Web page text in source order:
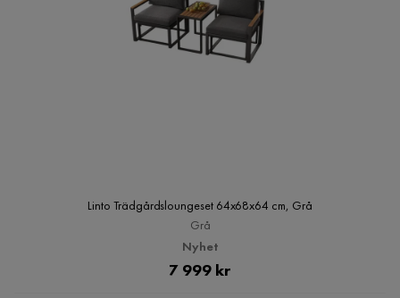
Linto Trädgårdsloungeset 64x68x64 cm, Grå
Grå
Nyhet
Pris
7 999 kr